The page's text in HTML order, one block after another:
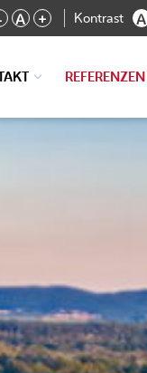
A + Kontrast A
REFERENZEN